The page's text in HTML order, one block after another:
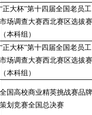
“正大杯”第十四届全国老员工
市场调查大赛西北赛区选拔赛
（本科组）
“正大杯”第十四届全国老员工
市场调查大赛西北赛区选拔赛
（本科组）
全国高校商业精英挑战赛品牌
策划竞赛全国总决赛